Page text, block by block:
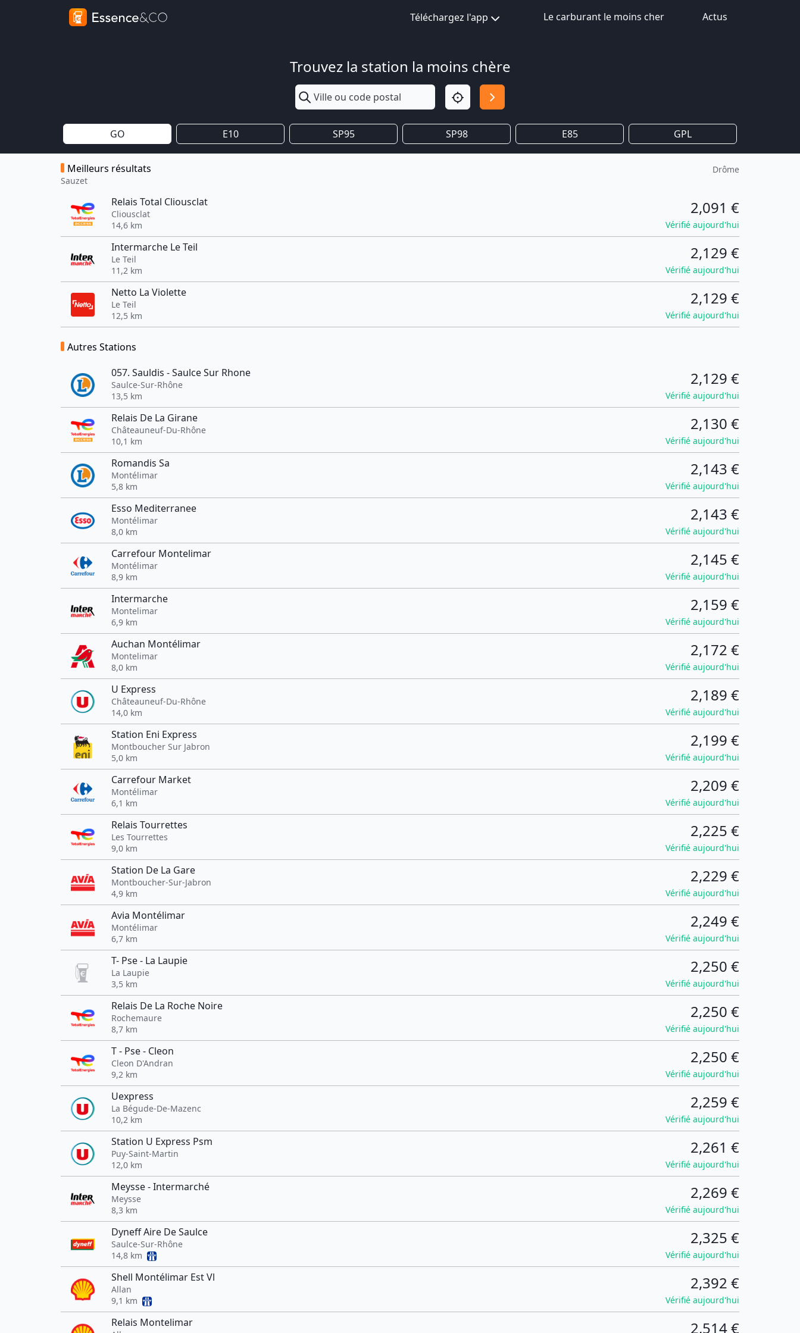
Téléchargez l'app Le carburant le moins cher Actus
Trouvez la station la moins chère
GO E10 SP95 SP98 E85 GPL
Meilleurs résultats
Sauzet
Drôme
Relais Total Cliousclat
Cliousclat
14,6 km
2,091 €
Vérifié aujourd'hui
Intermarche Le Teil
Le Teil
11,2 km
2,129 €
Vérifié aujourd'hui
Netto La Violette
Le Teil
12,5 km
2,129 €
Vérifié aujourd'hui
Autres Stations
057. Sauldis - Saulce Sur Rhone
Saulce-Sur-Rhône
13,5 km
2,129 €
Vérifié aujourd'hui
Relais De La Girane
Châteauneuf-Du-Rhône
10,1 km
2,130 €
Vérifié aujourd'hui
Romandis Sa
Montélimar
5,8 km
2,143 €
Vérifié aujourd'hui
Esso Mediterranee
Montélimar
8,0 km
2,143 €
Vérifié aujourd'hui
Carrefour Montelimar
Montélimar
8,9 km
2,145 €
Vérifié aujourd'hui
Intermarche
Montelimar
6,9 km
2,159 €
Vérifié aujourd'hui
Auchan Montélimar
Montelimar
8,0 km
2,172 €
Vérifié aujourd'hui
U Express
Châteauneuf-Du-Rhône
14,0 km
2,189 €
Vérifié aujourd'hui
Station Eni Express
Montboucher Sur Jabron
5,0 km
2,199 €
Vérifié aujourd'hui
Carrefour Market
Montélimar
6,1 km
2,209 €
Vérifié aujourd'hui
Relais Tourrettes
Les Tourrettes
9,0 km
2,225 €
Vérifié aujourd'hui
Station De La Gare
Montboucher-Sur-Jabron
4,9 km
2,229 €
Vérifié aujourd'hui
Avia Montélimar
Montélimar
6,7 km
2,249 €
Vérifié aujourd'hui
T- Pse - La Laupie
La Laupie
3,5 km
2,250 €
Vérifié aujourd'hui
Relais De La Roche Noire
Rochemaure
8,7 km
2,250 €
Vérifié aujourd'hui
T - Pse - Cleon
Cleon D'Andran
9,2 km
2,250 €
Vérifié aujourd'hui
Uexpress
La Bégude-De-Mazenc
10,2 km
2,259 €
Vérifié aujourd'hui
Station U Express Psm
Puy-Saint-Martin
12,0 km
2,261 €
Vérifié aujourd'hui
Meysse - Intermarché
Meysse
8,3 km
2,269 €
Vérifié aujourd'hui
Dyneff Aire De Saulce
Saulce-Sur-Rhône
14,8 km
2,325 €
Vérifié aujourd'hui
Shell Montélimar Est Vl
Allan
9,1 km
2,392 €
Vérifié aujourd'hui
Relais Montelimar 2,514 €